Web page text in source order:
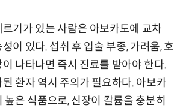
기가 있는 사람은 아보카도에 교차
이 있다. 섭취 후 입술 부종, 가려움, 호
나타나면 즉시 진료를 받아야 한다.
환자 역시 주의가 필요하다. 아보카
높은 식품으로, 신장이 칼륨을 충분히